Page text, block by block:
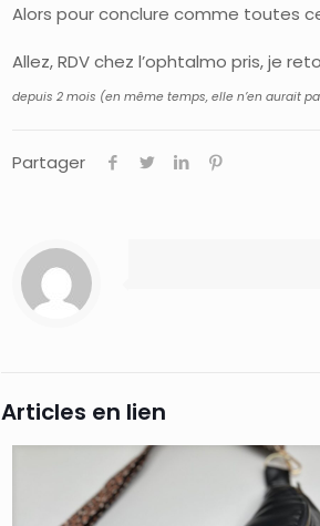
Alors pour conclure comme toutes
Allez, RDV chez l’ophtalmo pris, je
depuis 2 mois (en même temps, elle n’en aurait
Partager
Articles en lien